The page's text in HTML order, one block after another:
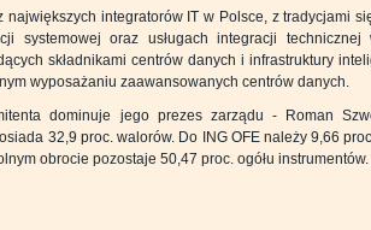
największych integratorów IT w Polsce, z tradycjami
systemowej oraz usługach integracji
składnikami centrów danych i infrastruktury
wyposażaniu zaawansowanych centrów danych.
dominuje jego prezes zarządu - Roman
32,9 proc. walorów. Do ING OFE należy 9,66
obrocie pozostaje 50,47 proc. ogółu instrumentów.